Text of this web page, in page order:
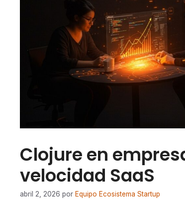
Clojure en
velocidad SaaS
abril 2, 2026 por Equipo Ecosistema Startup